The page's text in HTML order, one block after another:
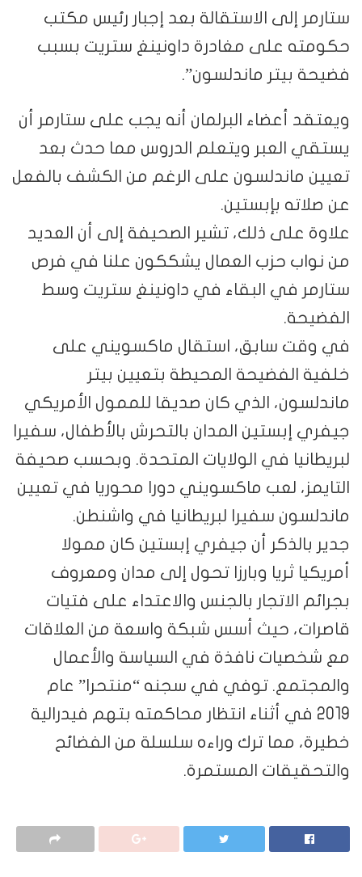
ستارمر إلى الاستقالة بعد إجبار رئيس مكتب
حكومته على مغادرة داونينغ ستريت بسبب
فضيحة بيتر ماندلسون”.
ويعتقد أعضاء البرلمان أنه يجب على ستارمر أن
يستقي العبر ويتعلم الدروس مما حدث بعد
تعيين ماندلسون على الرغم من الكشف بالفعل
عن صلاته بإبستين.
علاوة على ذلك، تشير الصحيفة إلى أن العديد
من نواب حزب العمال يشككون علنا في فرص
ستارمر في البقاء في داونينغ ستريت وسط
الفضيحة.
في وقت سابق، استقال ماكسويني على
خلفية الفضيحة المحيطة بتعيين بيتر
ماندلسون، الذي كان صديقا للممول الأمريكي
جيفري إبستين المدان بالتحرش بالأطفال، سفيرا
لبريطانيا في الولايات المتحدة. وبحسب صحيفة
التايمز، لعب ماكسويني دورا محوريا في تعيين
ماندلسون سفيرا لبريطانيا في واشنطن.
جدير بالذكر أن جيفري إبستين كان ممولا
أمريكيا ثريا وبارزا تحول إلى مدان ومعروف
بجرائم الاتجار بالجنس والاعتداء على فتيات
قاصرات، حيث أسس شبكة واسعة من العلاقات
مع شخصيات نافذة في السياسة والأعمال
والمجتمع. توفي في سجنه “منتحرا” عام
2019 في أثناء انتظار محاكمته بتهم فيدرالية
خطيرة، مما ترك وراءه سلسلة من الفضائح
والتحقيقات المستمرة.